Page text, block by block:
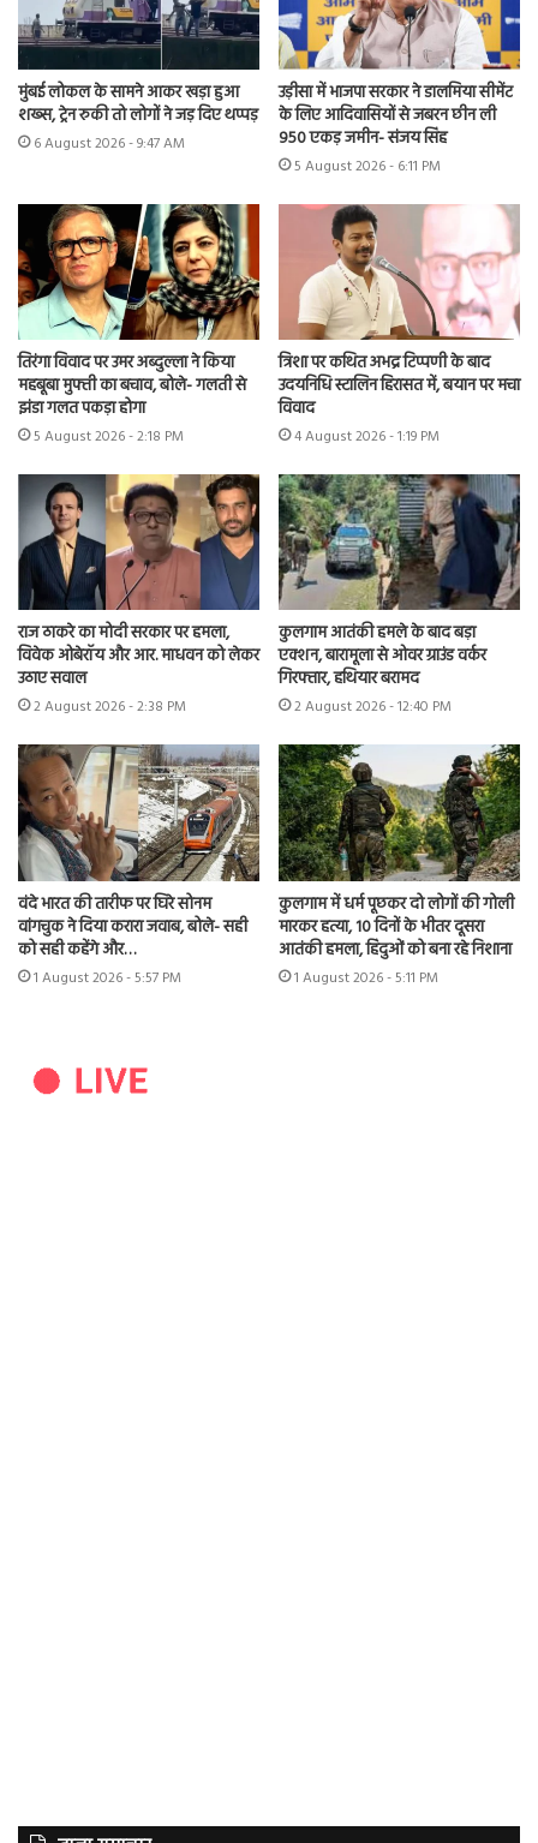
मुंबई लोकल के सामने आकर खड़ा हुआ
शख्स, ट्रेन रुकी तो लोगों ने जड़ दिए थप्पड़
6 August 2026 - 9:47 AM
उड़ीसा में भाजपा सरकार ने डालमिया सीमेंट
के लिए आदिवासियों से जबरन छीन ली
950 एकड़ जमीन- संजय सिंह
5 August 2026 - 6:11 PM
तिरंगा विवाद पर उमर अब्दुल्ला ने किया
महबूबा मुफ्ती का बचाव, बोले- गलती से
झंडा गलत पकड़ा होगा
5 August 2026 - 2:18 PM
त्रिशा पर कथित अभद्र टिप्पणी के बाद
उदयनिधि स्टालिन हिरासत में, बयान पर मचा
विवाद
4 August 2026 - 1:19 PM
राज ठाकरे का मोदी सरकार पर हमला,
विवेक ओबेरॉय और आर. माधवन को लेकर
उठाए सवाल
2 August 2026 - 2:38 PM
कुलगाम आतंकी हमले के बाद बड़ा
एक्शन, बारामूला से ओवर ग्राउंड वर्कर
गिरफ्तार, हथियार बरामद
2 August 2026 - 12:40 PM
वंदे भारत की तारीफ पर घिरे सोनम
वांगचुक ने दिया करारा जवाब, बोले- सही
को सही कहेंगे और…
1 August 2026 - 5:57 PM
कुलगाम में धर्म पूछकर दो लोगों की गोली
मारकर हत्या, 10 दिनों के भीतर दूसरा
आतंकी हमला, हिंदुओं को बना रहे निशाना
1 August 2026 - 5:11 PM